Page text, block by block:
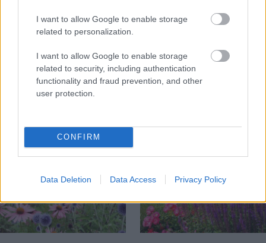
I want to allow Google to enable storage
related to personalization.
I want to allow Google to enable storage
related to security, including authentication
functionality and fraud prevention, and other
user protection.
CONFIRM
Data Deletion Data Access Privacy Policy
Chcete dominantu interiéru,
Vyrobte si takéto masívne
orechové svietidlo
potrubia v
ako to vyriešiť
ZÁHRADA